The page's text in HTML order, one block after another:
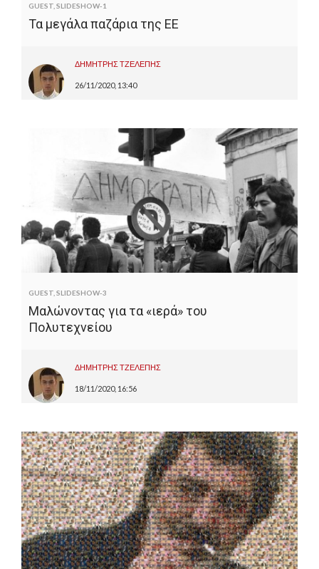
GUEST SLIDESHOW-1
Τα μεγάλα παζάρια της ΕΕ
ΔΗΜΗΤΡΗΣ ΤΖΕΛΕΠΗΣ
26/11/2020, 13:40
GUEST SLIDESHOW-3
Μαλώνοντας για τα «ιερά» του
Πολυτεχνείου
ΔΗΜΗΤΡΗΣ ΤΖΕΛΕΠΗΣ
18/11/2020, 16:56